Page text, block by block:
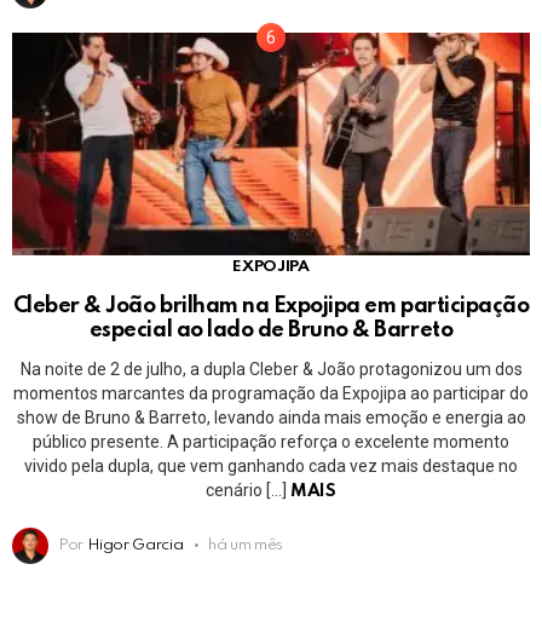
EXPOJIPA
Cleber & João brilham na Expojipa em participação
especial ao lado de Bruno & Barreto
Na noite de 2 de julho, a dupla Cleber & João protagonizou um dos
momentos marcantes da programação da Expojipa ao participar do
show de Bruno & Barreto, levando ainda mais emoção e energia ao
público presente. A participação reforça o excelente momento
vivido pela dupla, que vem ganhando cada vez mais destaque no
cenário […]
MAIS
Por Higor Garcia há um mês